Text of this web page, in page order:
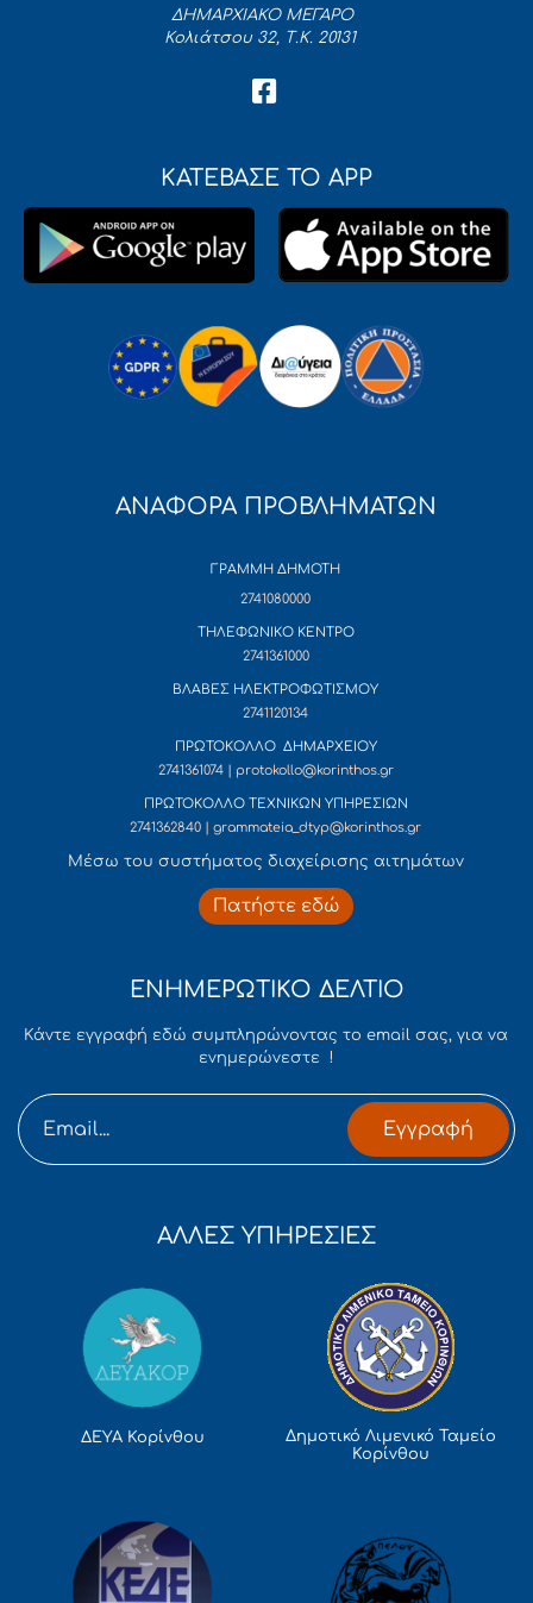
ΔΗΜΑΡΧΙΑΚΟ ΜΕΓΑΡΟ
Κολιάτσου 32, Τ.Κ. 20131
ΚΑΤΕΒΑΣΕ ΤΟ APP
ΑΝΑΦΟΡΑ ΠΡΟΒΛΗΜΑΤΩΝ
ΓΡΑΜΜΗ ΔΗΜΟΤΗ
2741080000
ΤΗΛΕΦΩΝΙΚΟ ΚΕΝΤΡΟ
2741361000
ΒΛΑΒΕΣ ΗΛΕΚΤΡΟΦΩΤΙΣΜΟΥ
2741120134
ΠΡΩΤΟΚΟΛΛΟ ΔΗΜΑΡΧΕΙΟΥ
2741361074 | protokollo@korinthos.gr
ΠΡΩΤΟΚΟΛΛΟ ΤΕΧΝΙΚΩΝ ΥΠΗΡΕΣΙΩΝ
2741362840 | grammateia_dtyp@korinthos.gr
Mέσω του συστήματος διαχείρισης αιτημάτων
Πατήστε εδώ
ΕΝΗΜΕΡΩΤΙΚΟ ΔΕΛΤΙΟ
Κάντε εγγραφή εδώ συμπληρώνοντας το email σας, για να
ενημερώνεστε !
Εγγραφή
ΑΛΛΕΣ ΥΠΗΡΕΣΙΕΣ
ΔΕΥΑ Κορίνθου
Δημοτικό Λιμενικό Ταμείο
Κορίνθου